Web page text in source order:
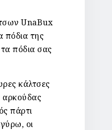
UnaBux
πόδια της
πόδια σας
κάλτσες
αρκούδας
πάρτι
οι